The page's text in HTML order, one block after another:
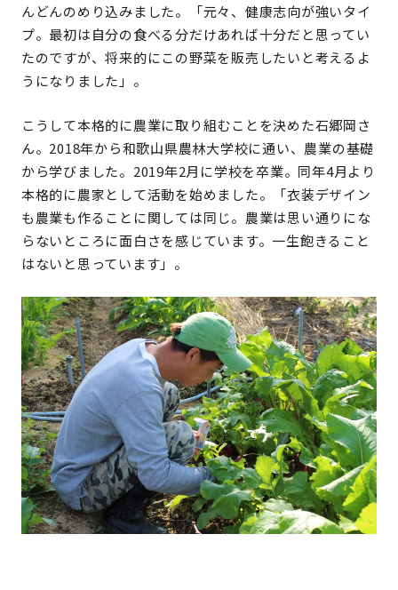
んどんのめり込みました。「元々、健康志向が強いタイ
プ。最初は自分の食べる分だけあれば十分だと思ってい
たのですが、将来的にこの野菜を販売したいと考えるよ
うになりました」。
こうして本格的に農業に取り組むことを決めた石郷岡さ
ん。2018年から和歌山県農林大学校に通い、農業の基礎
から学びました。2019年2月に学校を卒業。同年4月より
本格的に農家として活動を始めました。「衣装デザイン
も農業も作ることに関しては同じ。農業は思い通りにな
らないところに面白さを感じています。一生飽きること
はないと思っています」。